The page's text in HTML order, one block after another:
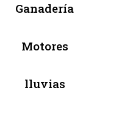
Ganadería
Motores
lluvias